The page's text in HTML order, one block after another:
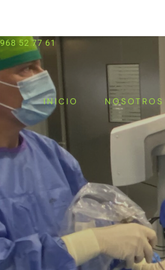
52 77 61
INICIO NOSOTROS